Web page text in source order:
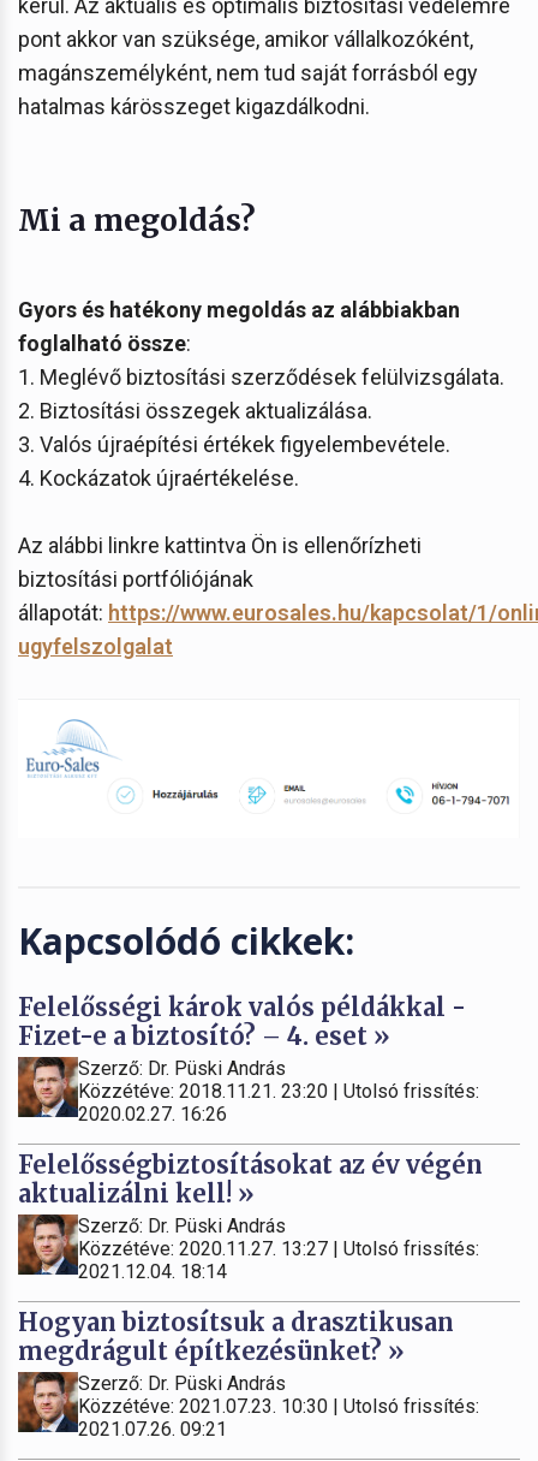
pont akkor van szüksége, amikor vállalkozóként,
magánszemélyként, nem tud saját forrásból egy
hatalmas kárösszeget kigazdálkodni.
Mi a megoldás?
Gyors és hatékony megoldás az alábbiakban
foglalható össze:
1. Meglévő biztosítási szerződések felülvizsgálata.
2. Biztosítási összegek aktualizálása.
3. Valós újraépítési értékek figyelembevétele.
4. Kockázatok újraértékelése.
Az alábbi linkre kattintva Ön is ellenőrízheti
biztosítási portfóliójának
állapotát: https://www.eurosales.hu/kapcsolat/1/
ugyfelszolgalat
Kapcsolódó cikkek:
Felelősségi károk valós példákkal -
Fizet-e a biztosító? – 4. eset »
Szerző: Dr. Püski András
Közzétéve: 2018.11.21. 23:20 | Utolsó frissítés:
2020.02.27. 16:26
Felelősségbiztosításokat az év végén
aktualizálni kell! »
Szerző: Dr. Püski András
Közzétéve: 2020.11.27. 13:27 | Utolsó frissítés:
2021.12.04. 18:14
Hogyan biztosítsuk a drasztikusan
megdrágult építkezésünket? »
Szerző: Dr. Püski András
Közzétéve: 2021.07.23. 10:30 | Utolsó frissítés:
2021.07.26. 09:21